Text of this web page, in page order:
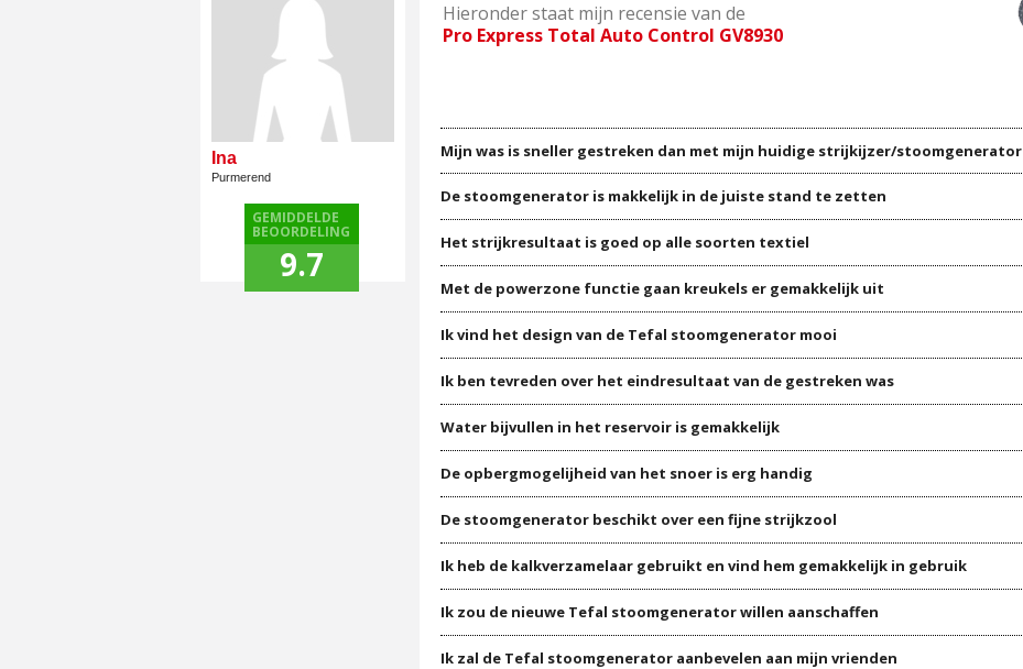
Ina
Purmerend
GEMIDDELDE
BEOORDELING
9.7
Hieronder staat mijn recensie van de
Pro Express Total Auto Control GV8930
Mijn was is sneller gestreken dan met mijn huidige strijkijzer/stoomgenerator
De stoomgenerator is makkelijk in de juiste stand te zetten
Het strijkresultaat is goed op alle soorten textiel
Met de powerzone functie gaan kreukels er gemakkelijk uit
Ik vind het design van de Tefal stoomgenerator mooi
Ik ben tevreden over het eindresultaat van de gestreken was
Water bijvullen in het reservoir is gemakkelijk
De opbergmogelijheid van het snoer is erg handig
De stoomgenerator beschikt over een fijne strijkzool
Ik heb de kalkverzamelaar gebruikt en vind hem gemakkelijk in gebruik
Ik zou de nieuwe Tefal stoomgenerator willen aanschaffen
Ik zal de Tefal stoomgenerator aanbevelen aan mijn vrienden